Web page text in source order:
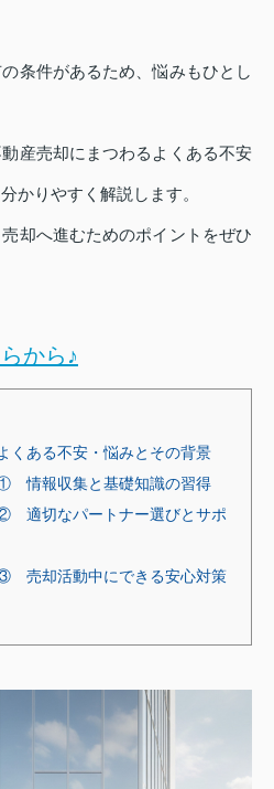
条件があるため、悩みもひとし
産売却にまつわるよくある不安
かりやすく解説します。
却へ進むためのポイントをぜひ
から♪
くある不安・悩みとその背景
① 情報収集と基礎知識の習得
適切なパートナー選びとサポ
③ 売却活動中にできる安心対策